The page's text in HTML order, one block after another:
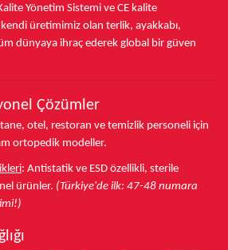
Yönetim Sistemi ve CE kalite
üretimimiz olan terlik, ayakkabı,
dünyaya ihraç ederek global bir güven
Çözümler
otel, restoran ve temizlik personeli için
ortopedik modeller.
: Antistatik ve ESD özellikli, sterile
ürünler. (Türkiye'de ilk: 47-48 numara